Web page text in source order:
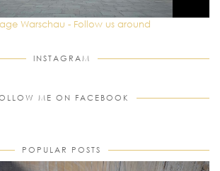
Warschau - Follow us around
INSTAGRAM
ME ON FACEBOOK
POPULAR POSTS